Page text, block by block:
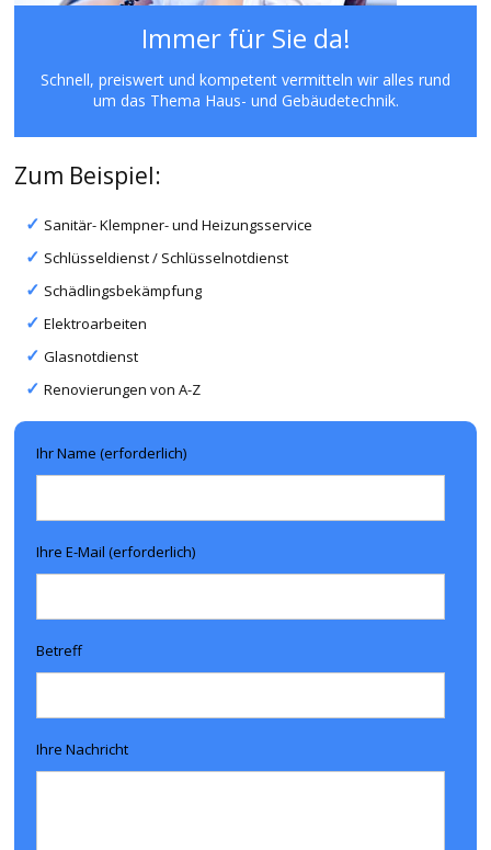
Immer für Sie da!
Schnell, preiswert und kompetent vermitteln wir alles rund
um das Thema Haus- und Gebäudetechnik.
Zum Beispiel:
Sanitär- Klempner- und Heizungsservice
Schlüsseldienst / Schlüsselnotdienst
Schädlingsbekämpfung
Elektroarbeiten
Glasnotdienst
Renovierungen von A-Z
Ihr Name (erforderlich)
Ihre E-Mail (erforderlich)
Betreff
Ihre Nachricht